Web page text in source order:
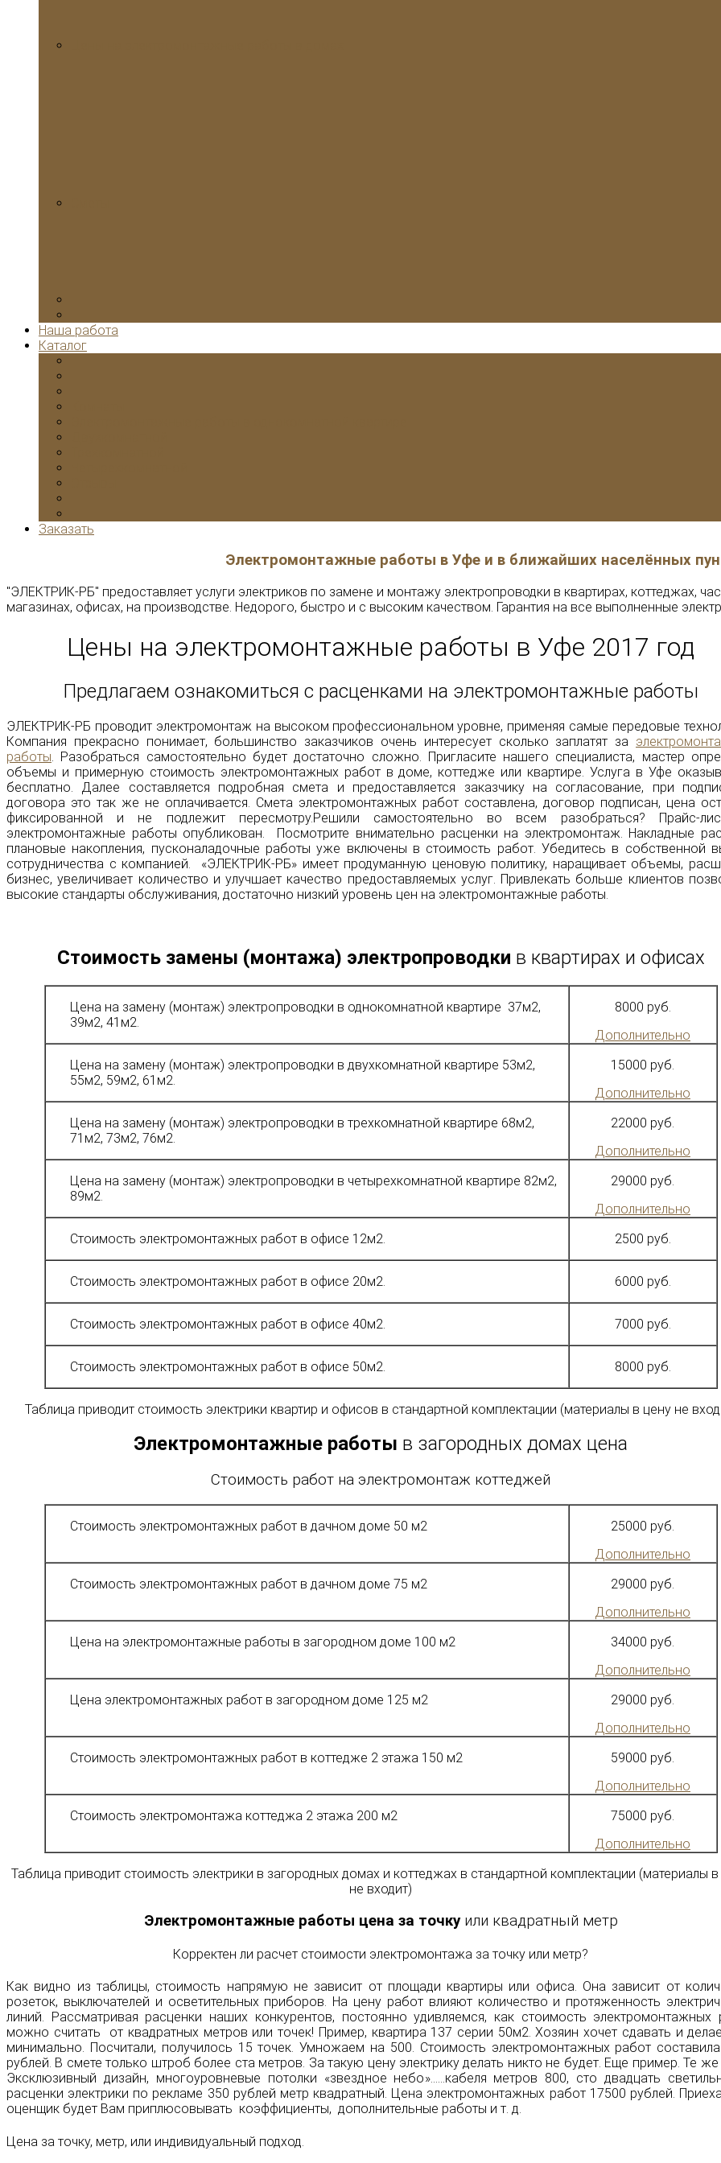
Наша работа
Каталог
Заказать
Электромонтажные работы в Уфе и в ближайших населённых
"ЭЛЕКТРИК-РБ" предоставляет услуги электриков по замене и монтажу электропроводки в квартирах, коттеджах,
магазинах, офисах, на производстве. Недорого, быстро и с высоким качеством. Гарантия на все выполненные
Цены на электромонтажные работы в Уфе 2017 год
Предлагаем ознакомиться с расценками на электромонтажные работы
ЭЛЕКТРИК-РБ проводит электромонтаж на высоком профессиональном уровне, применяя самые передовые
Компания прекрасно понимает, большинство заказчиков очень интересует сколько заплатят за
работы . Разобраться самостоятельно будет достаточно сложно. Пригласите нашего специалиста, мастер
объемы и примерную стоимость электромонтажных работ в доме, коттедже или квартире. Услуга в Уфе
бесплатно. Далее составляется подробная смета и предоставляется заказчику на согласование, при
договора это так же не оплачивается. Смета электромонтажных работ составлена, договор подписан, цена
фиксированной и не подлежит пересмотру.Решили самостоятельно во всем разобраться? Прайс-
электромонтажные работы опубликован. Посмотрите внимательно расценки на электромонтаж. Накладные
плановые накопления, пусконаладочные работы уже включены в стоимость работ. Убедитесь в собственной
сотрудничества с компанией. «ЭЛЕКТРИК-РБ» имеет продуманную ценовую политику, наращивает объемы,
бизнес, увеличивает количество и улучшает качество предоставляемых услуг. Привлекать больше клиентов
высокие стандарты обслуживания, достаточно низкий уровень цен на электромонтажные работы.
Стоимость замены (монтажа) электропроводки в квартирах и офисах
Цена на замену (монтаж) электропроводки в однокомнатной квартире 37м2,
39м2, 41м2.
8000 руб.
Дополнительно
Цена на замену (монтаж) электропроводки в двухкомнатной квартире 53м2,
55м2, 59м2, 61м2.
15000 руб.
Дополнительно
Цена на замену (монтаж) электропроводки в трехкомнатной квартире 68м2,
71м2, 73м2, 76м2.
22000 руб.
Дополнительно
Цена на замену (монтаж) электропроводки в четырехкомнатной квартире 82м2,
89м2.
29000 руб.
Дополнительно
Стоимость электромонтажных работ в офисе 12м2.
2500 руб.
Стоимость электромонтажных работ в офисе 20м2. 6000 руб.
Стоимость электромонтажных работ в офисе 40м2. 7000 руб.
Стоимость электромонтажных работ в офисе 50м2. 8000 руб.
Таблица приводит стоимость электрики квартир и офисов в стандартной комплектации (материалы в цену не
Электромонтажные работы в загородных домах цена
Стоимость работ на электромонтаж коттеджей
Стоимость электромонтажных работ в дачном доме 50 м2
25000 руб.
Дополнительно
Стоимость электромонтажных работ в дачном доме 75 м2
29000 руб.
Дополнительно
Цена на электромонтажные работы в загородном доме 100 м2
34000 руб.
Дополнительно
Цена электромонтажных работ в загородном доме 125 м2
29000 руб.
Дополнительно
Стоимость электромонтажных работ в коттедже 2 этажа 150 м2
59000 руб.
Дополнительно
Стоимость электромонтажа коттеджа 2 этажа 200 м2
75000 руб.
Дополнительно
Таблица приводит стоимость электрики в загородных домах и коттеджах в стандартной комплектации (материалы
не входит)
Электромонтажные работы цена за точкуили квадратный метр
Корректен ли расчет стоимости электромонтажа за точку или метр?
Как видно из таблицы, стоимость напрямую не зависит от площади квартиры или офиса. Она зависит от
розеток, выключателей и осветительных приборов. На цену работ влияют количество и протяженность
линий. Рассматривая расценки наших конкурентов, постоянно удивляемся, как стоимость электромонтажных
можно считать от квадратных метров или точек! Пример, квартира 137 серии 50м2. Хозяин хочет сдавать и
минимально. Посчитали, получилось 15 точек. Умножаем на 500. Стоимость электромонтажных работ
рублей. В смете только штроб более ста метров. За такую цену электрику делать никто не будет. Еще пример. Те
Эксклюзивный дизайн, многоуровневые потолки «звездное небо»……кабеля метров 800, сто двадцать
расценки электрики по рекламе 350 рублей метр квадратный. Цена электромонтажных работ 17500 рублей.
оценщик будет Вам приплюсовывать коэффициенты, дополнительные работы и т. д.
Цена за точку, метр, или индивидуальный подход.